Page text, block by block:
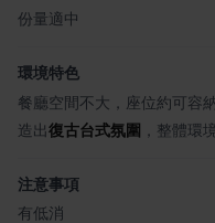
份量適中
環境特色
餐廳空間不大，座位約可容
造出復古台式氛圍 ，整體環
注意事項
有低消